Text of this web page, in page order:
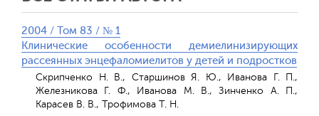
2004 / Том 83 / № 1
Клинические особенности демиелинизирующих
рассеянных энцефаломиелитов у детей и подростков
Скрипченко Н. В., Старшинов Я. Ю., Иванова Г. П.,
Железникова Г. Ф., Иванова М. В., Зинченко А. П.,
Карасев В. В., Трофимова Т. Н.